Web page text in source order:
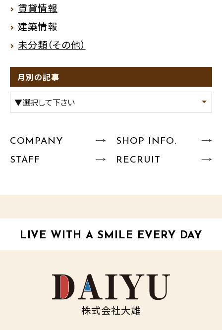
賃貸情報
建築情報
未分類（その他）
月別の記事
COMPANY
SHOP INFO.
STAFF
RECRUIT
LIVE WITH A SMILE EVERY DAY
株式会社大雄